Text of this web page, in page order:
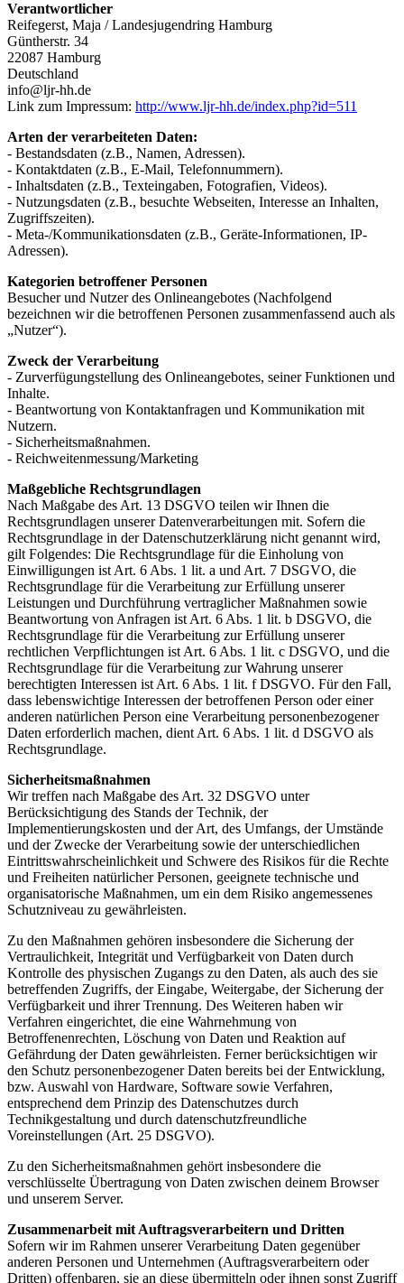
Verantwortlicher
Reifegerst, Maja / Landesjugendring Hamburg
Güntherstr. 34
22087 Hamburg
Deutschland
info@ljr-hh.de
Link zum Impressum: http://www.ljr-hh.de/index.php?id=511
Arten der verarbeiteten Daten:
- Bestandsdaten (z.B., Namen, Adressen).
- Kontaktdaten (z.B., E-Mail, Telefonnummern).
- Inhaltsdaten (z.B., Texteingaben, Fotografien, Videos).
- Nutzungsdaten (z.B., besuchte Webseiten, Interesse an Inhalten,
Zugriffszeiten).
- Meta-/Kommunikationsdaten (z.B., Geräte-Informationen, IP-
Adressen).
Kategorien betroffener Personen
Besucher und Nutzer des Onlineangebotes (Nachfolgend
bezeichnen wir die betroffenen Personen zusammenfassend auch als
„Nutzer“).
Zweck der Verarbeitung
- Zurverfügungstellung des Onlineangebotes, seiner Funktionen und
Inhalte.
- Beantwortung von Kontaktanfragen und Kommunikation mit
Nutzern.
- Sicherheitsmaßnahmen.
- Reichweitenmessung/Marketing
Maßgebliche Rechtsgrundlagen
Nach Maßgabe des Art. 13 DSGVO teilen wir Ihnen die
Rechtsgrundlagen unserer Datenverarbeitungen mit. Sofern die
Rechtsgrundlage in der Datenschutzerklärung nicht genannt wird,
gilt Folgendes: Die Rechtsgrundlage für die Einholung von
Einwilligungen ist Art. 6 Abs. 1 lit. a und Art. 7 DSGVO, die
Rechtsgrundlage für die Verarbeitung zur Erfüllung unserer
Leistungen und Durchführung vertraglicher Maßnahmen sowie
Beantwortung von Anfragen ist Art. 6 Abs. 1 lit. b DSGVO, die
Rechtsgrundlage für die Verarbeitung zur Erfüllung unserer
rechtlichen Verpflichtungen ist Art. 6 Abs. 1 lit. c DSGVO, und die
Rechtsgrundlage für die Verarbeitung zur Wahrung unserer
berechtigten Interessen ist Art. 6 Abs. 1 lit. f DSGVO. Für den Fall,
dass lebenswichtige Interessen der betroffenen Person oder einer
anderen natürlichen Person eine Verarbeitung personenbezogener
Daten erforderlich machen, dient Art. 6 Abs. 1 lit. d DSGVO als
Rechtsgrundlage.
Sicherheitsmaßnahmen
Wir treffen nach Maßgabe des Art. 32 DSGVO unter
Berücksichtigung des Stands der Technik, der
Implementierungskosten und der Art, des Umfangs, der Umstände
und der Zwecke der Verarbeitung sowie der unterschiedlichen
Eintrittswahrscheinlichkeit und Schwere des Risikos für die Rechte
und Freiheiten natürlicher Personen, geeignete technische und
organisatorische Maßnahmen, um ein dem Risiko angemessenes
Schutzniveau zu gewährleisten.
Zu den Maßnahmen gehören insbesondere die Sicherung der
Vertraulichkeit, Integrität und Verfügbarkeit von Daten durch
Kontrolle des physischen Zugangs zu den Daten, als auch des sie
betreffenden Zugriffs, der Eingabe, Weitergabe, der Sicherung der
Verfügbarkeit und ihrer Trennung. Des Weiteren haben wir
Verfahren eingerichtet, die eine Wahrnehmung von
Betroffenenrechten, Löschung von Daten und Reaktion auf
Gefährdung der Daten gewährleisten. Ferner berücksichtigen wir
den Schutz personenbezogener Daten bereits bei der Entwicklung,
bzw. Auswahl von Hardware, Software sowie Verfahren,
entsprechend dem Prinzip des Datenschutzes durch
Technikgestaltung und durch datenschutzfreundliche
Voreinstellungen (Art. 25 DSGVO).
Zu den Sicherheitsmaßnahmen gehört insbesondere die
verschlüsselte Übertragung von Daten zwischen deinem Browser
und unserem Server.
Zusammenarbeit mit Auftragsverarbeitern und Dritten
Sofern wir im Rahmen unserer Verarbeitung Daten gegenüber
anderen Personen und Unternehmen (Auftragsverarbeitern oder
Dritten) offenbaren, sie an diese übermitteln oder ihnen sonst Zugriff